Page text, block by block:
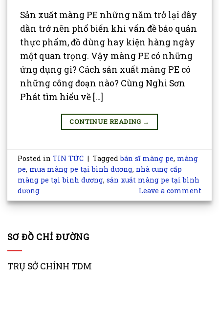
Sản xuất màng PE những năm trở lại đây
dần trở nên phổ biến khi vấn đề bảo quản
thực phẩm, đồ dùng hay kiện hàng ngày
một quan trọng. Vậy màng PE có những
ứng dụng gì? Cách sản xuất màng PE có
những công đoạn nào? Cùng Nghi Sơn
Phát tìm hiểu về […]
CONTINUE READING →
Posted inTIN TỨC | Taggedbán sĩ màng pe, màng
pe, mua màng pe tại bình dương, nhà cung cấp
màng pe tại bình dương,sản xuất màng pe tại bình
dương
Leave a comment
SƠ ĐỒ CHỈ ĐƯỜNG
TRỤ SỞ CHÍNH TDM